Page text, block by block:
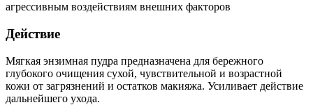
агрессивным воздействиям внешних факторов
Действие
Мягкая энзимная пудра предназначена для бережного
глубокого очищения сухой, чувствительной и возрастной
кожи от загрязнений и остатков макияжа. Усиливает действие
дальнейшего ухода.